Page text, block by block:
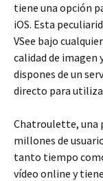
tiene una opción
iOS. Esta
VSee bajo
calidad de imagen
dispones de un
directo para
Chatroulette, una
millones de
tanto tiempo
vídeo online y